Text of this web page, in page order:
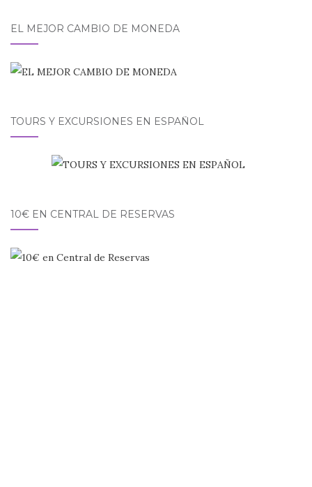
EL MEJOR CAMBIO DE MONEDA
TOURS Y EXCURSIONES EN ESPAÑOL
10€ EN CENTRAL DE RESERVAS